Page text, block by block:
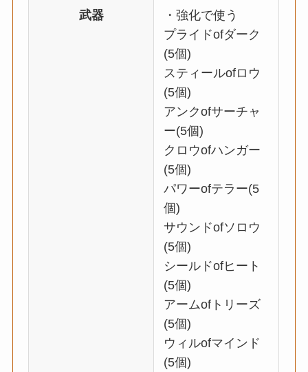
武器
・強化で使う
プライドofダーク
(5個)
スティールofロウ
(5個)
アンクofサーチャ
ー(5個)
クロウofハンガー
(5個)
パワーofテラー(5
個)
サウンドofソロウ
(5個)
シールドofヒート
(5個)
アームofトリーズ
(5個)
ウィルofマインド
(5個)